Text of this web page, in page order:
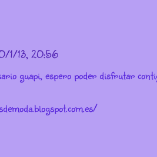
1/13, 20:56
guapi, espero poder disfrutar